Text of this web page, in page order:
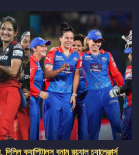
ক্যাপিটালস বনাম রয়্যাল চ্যালেঞ্জার্স